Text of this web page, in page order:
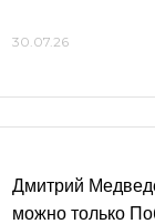
30.07.26
Дмитрий
можно только